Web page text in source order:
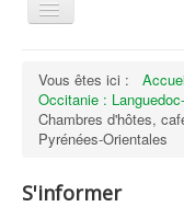
Basculer
Créer / Ouvrir
Gérer
Vous êtes ici :
Occitanie :
Chambres d'hôtes,
Pyrénées-Orientales
S'informer